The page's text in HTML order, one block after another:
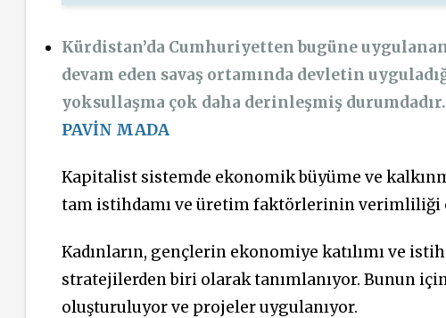
Kürdistan’da Cumhuriyetten bugüne
devam eden savaş ortamında devletin
yoksullaşma çok daha derinleşmiş durumdadır.
PAVİN MADA
Kapitalist sistemde ekonomik büyüme ve
tam istihdamı ve üretim faktörlerinin verimliliği
Kadınların, gençlerin ekonomiye katılımı ve
stratejilerden biri olarak tanımlanıyor. Bunun
oluşturuluyor ve projeler uygulanıyor.